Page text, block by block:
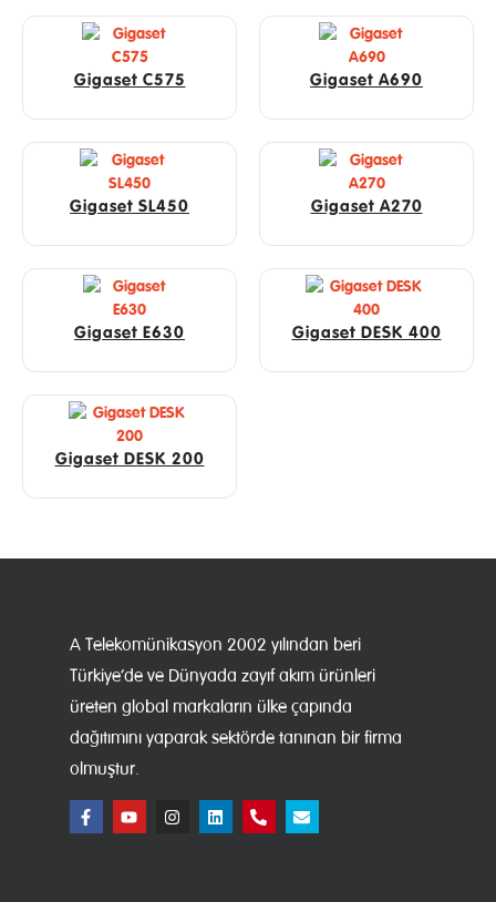
Gigaset C575 Gigaset A690
Gigaset SL450 Gigaset A270
Gigaset E630 Gigaset DESK 400
Gigaset DESK 200
A Telekomünikasyon 2002 yılından beri
Türkiye’de ve Dünyada zayıf akım ürünleri
üreten global markaların ülke çapında
dağıtımını yaparak sektörde tanınan bir firma
olmuştur.